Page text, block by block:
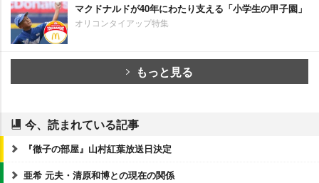
マクドナルドが40年にわたり支える「小学生の甲子園」
オリコンタイアップ特集
もっと見る
今、読まれている記事
『徹子の部屋』山村紅葉放送日決定
亜希 元夫・清原和博との現在の関係